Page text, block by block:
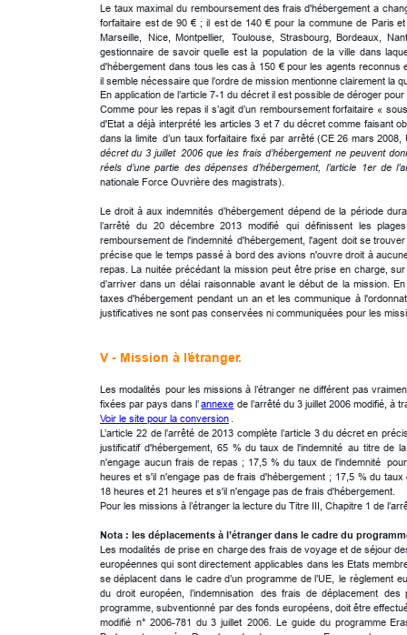
Le taux maximal du remboursement des frais d'hébergement a
forfaitaire est de 90 € ; il est de 140 € pour la commune de Paris et
Marseille,
Nice, Montpellier, Toulouse, Strasbourg, Bordeaux,
gestionnaire de savoir quelle est la population de la ville dans
d'hébergement dans tous les cas à 150 € pour les agents reconnus
il semble nécessaire que l’ordre de mission mentionne clairement la
En application de l’article 7-1 du décret il est possible de déroger
Comme pour les repas il s’agit d’un remboursement forfaitaire « sous
d'Etat a déjà interprété les articles 3 et 7 du décret comme faisant
dans la limite d’un taux forfaitaire fixé par arrêté (CE 26 mars 2008,
décret du 3 juillet 2006 que les frais d’hébergement ne peuvent
réels d’une partie des dépenses d’hébergement, l’article 1er de
nationale Force Ouvrière des magistrats).
Le droit à aux indemnités d’hébergement dépend de la période
l’arrêté du 20 décembre 2013 modifié qui définissent les plages
remboursement de l'indemnité d'hébergement, l'agent doit se trouver
précise que le temps passé à bord des avions n'ouvre droit à
repas. La nuitée précédant la mission peut être prise en charge, sur
d’arriver dans un délai raisonnable avant le début de la mission. En
taxes d'hébergement pendant un an et les communique à
justificatives ne sont pas conservées ni communiquées pour les
V - Mission à l’étranger.
Les modalités pour les missions à l’étranger ne différent pas
fixées par pays dans l’ annexe de l’arrêté du 3 juillet 2006 modifié, à
Voir le site pour la conversion .
L’article 22 de l’arrêté de 2013 complète l’article 3 du décret en
justificatif d'hébergement, 65 % du taux de l'indemnité au titre de la
n'engage aucun frais de repas ; 17,5 % du taux de l'indemnité pour
heures et s'il n'engage pas de frais d'hébergement ; 17,5 % du taux
18 heures et 21 heures et s'il n'engage pas de frais d'hébergement.
Pour les missions à l’étranger la lecture du Titre III, Chapitre 1 de
Nota : les déplacements à l’étranger dans le cadre du
Les modalités de prise en chargedes frais de voyage et de séjour
européennes qui sont directement applicables dans les Etats
se déplacent dans le cadre d’un programme de l’UE, le règlement
du droit européen, l’indemnisation des frais de déplacement des
programme, subventionné par des fonds européens, doit être
modifié n° 2006-781 du 3 juillet 2006. Le guide du programme